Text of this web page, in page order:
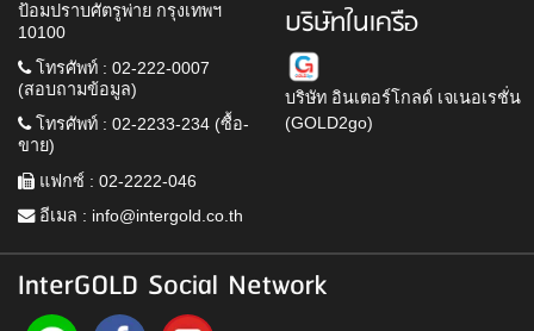
ป้อมปราบศัตรูพ่าย กรุงเทพฯ
10100
โทรศัพท์ : 02-222-0007
(สอบถามข้อมูล)
โทรศัพท์ : 02-2233-234 (ซื้อ-
ขาย)
แฟกซ์ : 02-2222-046
อีเมล : info@intergold.co.th
บริษัทในเครือ
บริษัท อินเตอร์โกลด์ เจเนอเรชั่น
(GOLD2go)
InterGOLD Social Network